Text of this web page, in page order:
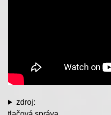
zdroj: